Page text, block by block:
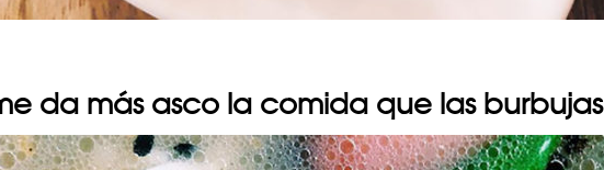
da más asco la comida que las burbujas